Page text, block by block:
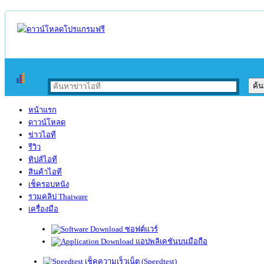
หน้าแรก
ดาวน์โหลด
ข่าวไอที
รีวิว
ทิปส์ไอที
สินค้าไอที
เช็ครอบหนัง
รวมคลิป Thaiware
เครื่องมือ
ซอฟต์แวร์
แอปพลิเคชันบนมือถือ
เช็คความเร็วเน็ต (Speedtest)